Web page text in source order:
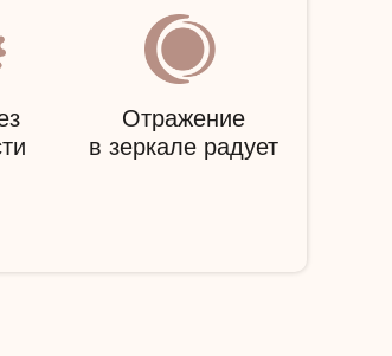
Отражение
в зеркале радует